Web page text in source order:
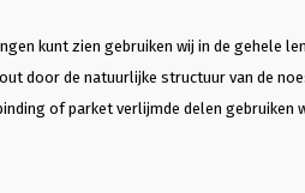
kunt zien gebruiken wij in de gehele
door de natuurlijke structuur van de
of parket verlijmde delen gebruiken
goede
prachtig en
Denkt
2 jaar geleden
gekocht…
gekocht met